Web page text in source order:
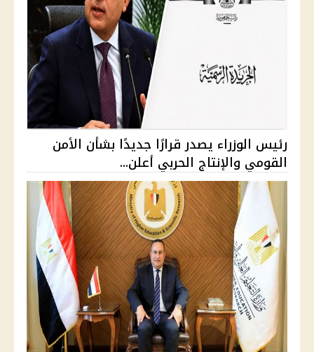
رئيس الوزراء يصدر قرارًا جديدًا بشأن الأمن
القومي والإنتاج الحربي أعلن...